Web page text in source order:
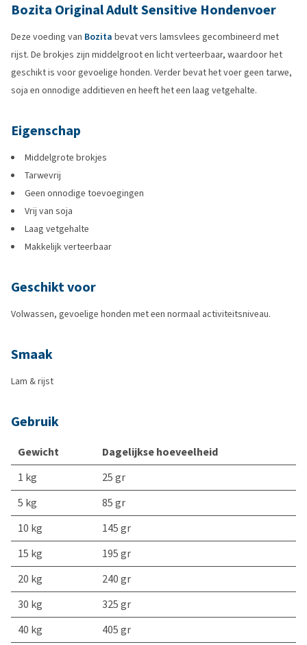
Bozita Original Adult Sensitive Hondenvoer
Deze voeding van Bozita bevat vers lamsvlees gecombineerd met
rijst. De brokjes zijn middelgroot en licht verteerbaar, waardoor het
geschikt is voor gevoelige honden. Verder bevat het voer geen tarwe,
soja en onnodige additieven en heeft het een laag vetgehalte.
Eigenschap
Middelgrote brokjes
Tarwevrij
Geen onnodige toevoegingen
Vrij van soja
Laag vetgehalte
Makkelijk verteerbaar
Geschikt voor
Volwassen, gevoelige honden met een normaal activiteitsniveau.
Smaak
Lam & rijst
Gebruik
Gewicht
Dagelijkse hoeveelheid
1 kg
25 gr
5 kg
85 gr
10 kg
145 gr
15 kg
195 gr
20 kg
240 gr
30 kg
325 gr
40 kg
405 gr